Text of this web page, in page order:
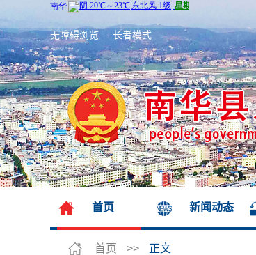
无障碍浏览 长者模式
首页 新闻动态
首页 >> 正文